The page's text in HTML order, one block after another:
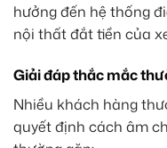
hưởng đến hệ thống
nội thất đắt tiền của
Giải đáp thắc mắc
Nhiều khách hàng
quyết định cách âm